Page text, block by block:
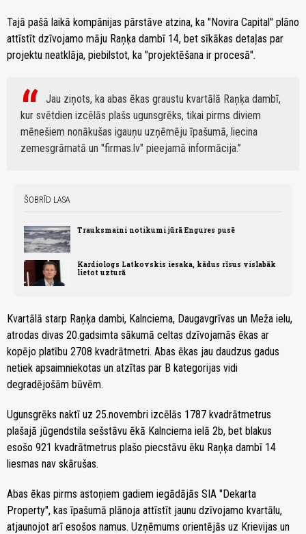
Tajā pašā laikā kompānijas pārstāve atzina, ka "Novira Capital" plāno
attīstīt dzīvojamo māju Raņķa dambī 14, bet sīkākas detaļas par
projektu neatklāja, piebilstot, ka "projektēšana ir procesā".
Jau ziņots, ka abas ēkas graustu kvartālā Raņķa dambī,
kur svētdien izcēlās plašs ugunsgrēks, tikai pirms diviem
mēnešiem nonākušas igauņu uzņēmēju īpašumā, liecina
zemesgrāmatā un "firmas.lv" pieejamā informācija.
ŠOBRĪD LASA
Trauksmaini notikumi jūrā Engures pusē
Kardiologs Latkovskis iesaka, kādus rīsus vislabāk
lietot uzturā
Kvartālā starp Raņķa dambi, Kalnciema, Daugavgrīvas un Meža ielu,
atrodas divas 20.gadsimta sākumā celtas dzīvojamās ēkas ar
kopējo platību 2708 kvadrātmetri. Abas ēkas jau daudzus gadus
netiek apsaimniekotas un atzītas par B kategorijas vidi
degradējošām būvēm.
Ugunsgrēks naktī uz 25.novembri izcēlās 1787 kvadrātmetrus
plašajā jūgendstila sešstāvu ēkā Kalnciema ielā 2b, bet blakus
esošo 921 kvadrātmetrus plašo piecstāvu ēku Raņķa dambī 14
liesmas nav skārušas.
Abas ēkas pirms astoņiem gadiem iegādājās SIA "Dekarta
Property", kas īpašumā plānoja attīstīt jaunu dzīvojamo kvartālu,
atjaunojot arī esošos namus. Uzņēmums orientējās uz Krievijas un